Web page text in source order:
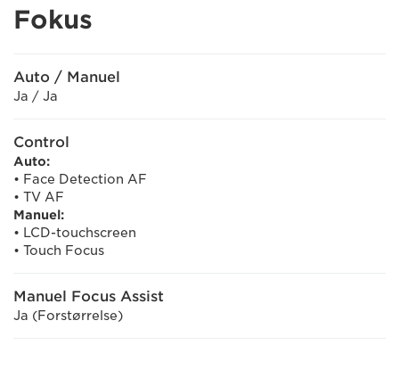
Fokus
Auto / Manuel
Ja / Ja
Control
Auto:
• Face Detection AF
• TV AF
Manuel:
• LCD-touchscreen
• Touch Focus
Manuel Focus Assist
Ja (Forstørrelse)